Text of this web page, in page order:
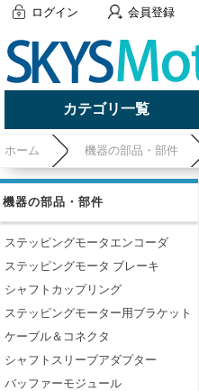
ログイン 会員登録
カテゴリ一覧
ホーム 機器の部品・部件
機器の部品・部件
ステッピングモータエンコーダ
ステッピングモータ ブレーキ
シャフトカップリング
ステッピングモーター用ブラケット
ケーブル＆コネクタ
シャフトスリーブアダプター
バッファーモジュール